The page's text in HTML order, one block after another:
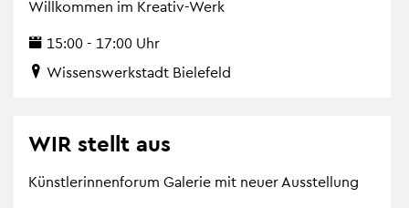
Will­kom­men im Krea­tiv-Werk
15:00 - 17:00 Uhr
Wis­sens­werk­stadt Bie­le­feld
WIR stellt aus
Künst­le­rin­nen­fo­rum Ga­le­rie mit neuer Aus­stel­lung